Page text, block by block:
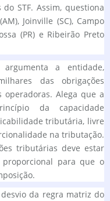
do STF. Assim, questiona
Joinville (SC), Campo
(PR) e Ribeirão Preto
a entidade,
das obrigações
operadoras. Alega que a
da capacidade
tributária, livre
na tributação.
tributárias deve estar
para que o
da regra matriz do